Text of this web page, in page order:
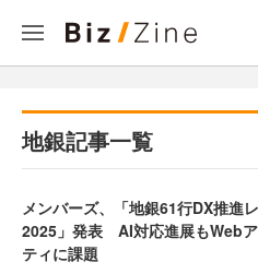
地銀記事一覧
メンバーズ、「地銀61行DX推進
2025」発表 AI対応進展もWebア
ティに課題